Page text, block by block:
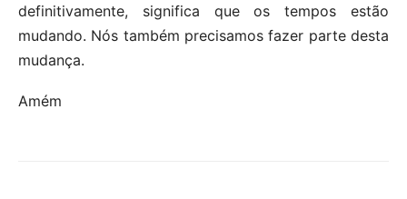
definitivamente, significa que os tempos estão
mudando. Nós também precisamos fazer parte desta
mudança.
Amém